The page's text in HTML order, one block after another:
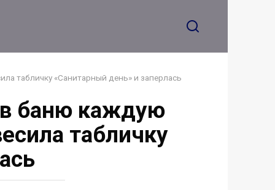
табличку «Санитарный день» и заперлась
баню каждую
табличку